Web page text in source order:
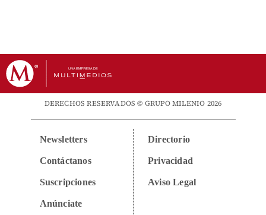
DERECHOS RESERVADOS © GRUPO MILENIO 2026
Newsletters
Contáctanos
Suscripciones
Anúnciate
Directorio
Privacidad
Aviso Legal